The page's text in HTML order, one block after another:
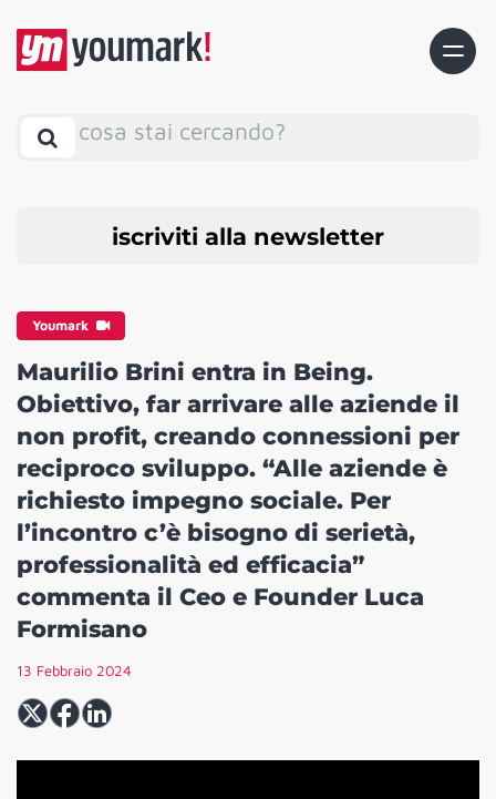
cosa stai cercando?
iscriviti alla newsletter
Youmark
Maurilio Brini entra in Being.
Obiettivo, far arrivare alle aziende il
non profit, creando connessioni per
reciproco sviluppo. “Alle aziende è
richiesto impegno sociale. Per
l’incontro c’è bisogno di serietà,
professionalità ed efficacia”
commenta il Ceo e Founder Luca
Formisano
13 Febbraio 2024